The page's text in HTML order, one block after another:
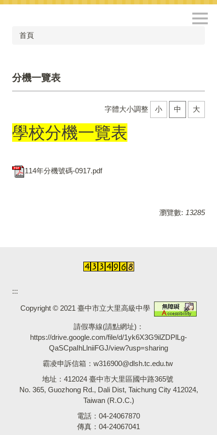
跳
首頁
分機一覽表
字體大小調整 小 中 大
學校分機一覽表
114年分機號碼-0917.pdf
瀏覽數: 13285
:::
Copyright © 2021 臺中市立大里高級中學
請假專線(請點網址)：
https://drive.google.com/file/d/1yk6X3G9ilZDPlLg-
QaSCpaIhLlniiFGJ/view?usp=sharing
霸凌申訴信箱： w316900@dlsh.tc.edu.tw
地址：412024 臺中市大里區國中路365號
No. 365, Guozhong Rd., Dali Dist, Taichung City 412024,
Taiwan (R.O.C.)
電話：04-24067870
傳真：04-24067041